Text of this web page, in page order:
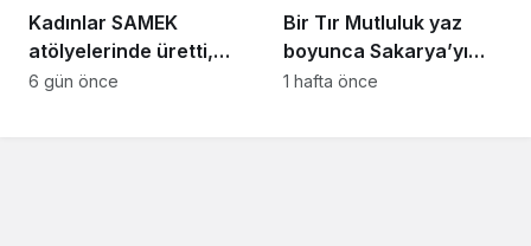
Kadınlar SAMEK
atölyelerinde üretti,
ortaya rengârenk
6 gün önce
Bir Tır Mutluluk yaz
boyunca Sakarya’yı
dolaşacak
1 hafta önce